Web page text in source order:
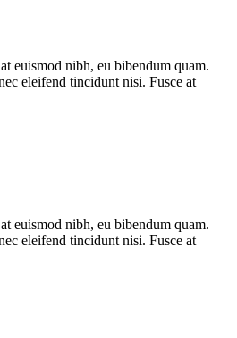
euismod nibh, eu bibendum quam.
eleifend tincidunt nisi. Fusce at
euismod nibh, eu bibendum quam.
eleifend tincidunt nisi. Fusce at